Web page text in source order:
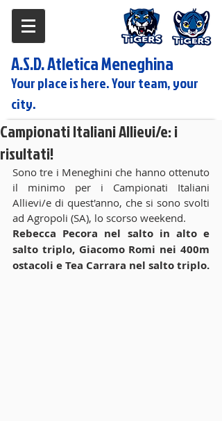
A.S.D. Atletica Meneghina
Your place is here. Your team, your
city.
Campionati Italiani Allievi/e: i
risultati!
Sono tre i Meneghini che hanno ottenuto
il minimo per i Campionati Italiani
Allievi/e di quest'anno, che si sono svolti
ad Agropoli (SA), lo scorso weekend.
Rebecca Pecora nel salto in alto e
salto triplo, Giacomo Romi nei 400m